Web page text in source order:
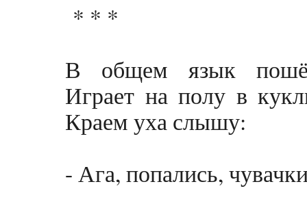
* * *
В общем язык
Играет на полу в
Краем уха слышу:
- Ага, попались,